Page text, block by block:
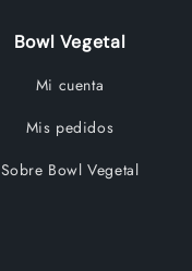
Bowl Vegetal
Mi cuenta
Mis pedidos
Sobre Bowl Vegetal